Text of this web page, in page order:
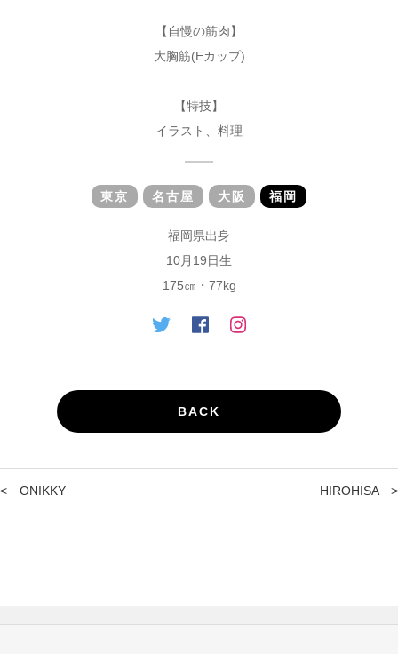
【自慢の筋肉】
大胸筋(Eカップ)
【特技】
イラスト、料理
東京 名古屋 大阪 福岡
福岡県出身
10月19日生
175㎝・77kg
BACK
< ONIKKY HIROHISA>